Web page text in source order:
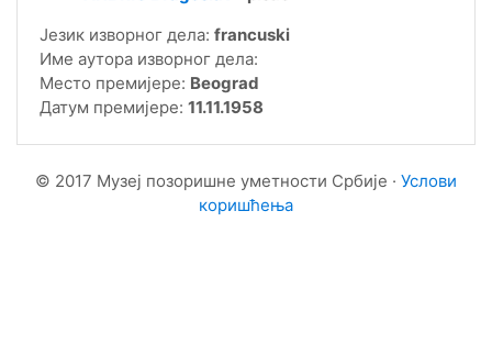
Језик изворног дела: francuski
Име аутора изворног дела:
Место премијере: Beograd
Датум премијере: 11.11.1958
© 2017 Музеј позоришне уметности Србије · Услови
коришћења